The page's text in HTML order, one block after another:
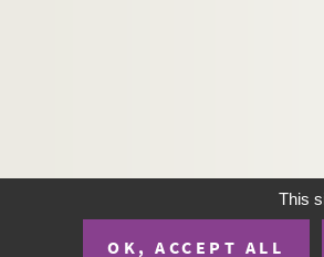
This
OK, ACCEPT ALL